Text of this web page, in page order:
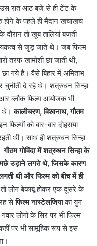
उस रात आठ बजे से ही टेंट के
होने के पहले ही मैदान खचाखच
तो खूब तालियां बजती
से जुड़ जाते थे। जब फिल्म
तरफ खामोशी छा जाती थी,
गये हैं। वैसे बिहार में अमिताभ
चुनौती दे रहे थे। शत्रुधन सिन्हा
ब्लौक फिल्म आयोजक भी
थे।कालीचरण, विश्वनाथ, गौतम
को बार-बार दोहराया
थी। साथ ही शत्रुधन सिन्हा
गौतम गोविंदा में शत्रुधन सिन्हा के
उड़ाने लगते थे, जिसके कारण
थी और फिल्म को बीच में ही
लोग बेकाबू होकर एक दूसरे के
सेफिल्म नास्टेलजियाका युग
लोगों के सिर पर भी फिल्म
पर भी सामूहिक रूप से इस